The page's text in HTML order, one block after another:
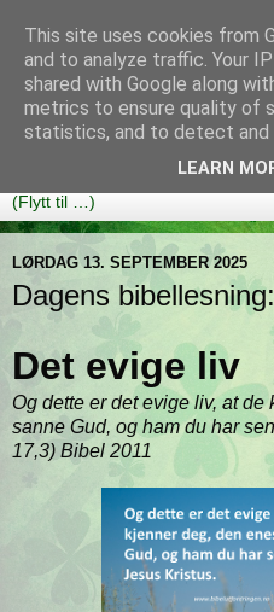
En bibelleseplan som hjelper
Bibelen på ett år!
LØRDAG 13. SEPTEMBER 2025
Dagens
Det evige liv
Og dette er det evige liv, at
sanne Gud, og ham du har
17,3) Bibel 2011
This site uses cookies from
and to analyze traffic. Your
shared with Google along
metrics to ensure quality of
statistics, and to detect and
LEARN